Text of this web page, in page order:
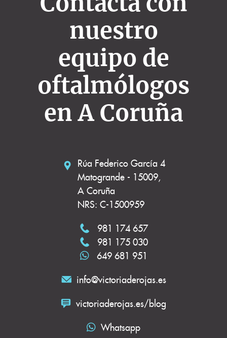
nuestro
equipo de
oftalmólogos
en A Coruña
Rúa Federico García 4
Matogrande - 15009,
A Coruña
NRS: C-1500959
981 174 657
981 175 030
649 681 951
info@victoriaderojas.es
victoriaderojas.es/blog
Whatsapp